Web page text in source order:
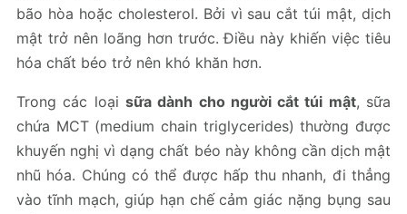
bão hòa hoặc cholesterol. Bởi vì sau cắt túi mật, dịch
mật trở nên loãng hơn trước. Điều này khiến việc tiêu
hóa chất béo trở nên khó khăn hơn.
Trong các loại sữa dành cho người cắt túi mật, sữa
chứa MCT (medium chain triglycerides) thường được
khuyến nghị vì dạng chất béo này không cần dịch mật
nhũ hóa. Chúng có thể được hấp thu nhanh, đi thẳng
vào tĩnh mạch, giúp hạn chế cảm giác nặng bụng sau